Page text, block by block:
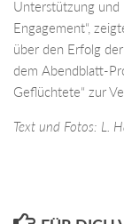
Unterstützung und
Engagement“,
über den Erfolg
dem Abendblatt-
Geflüchtete“ zur
Text und Fotos: L.